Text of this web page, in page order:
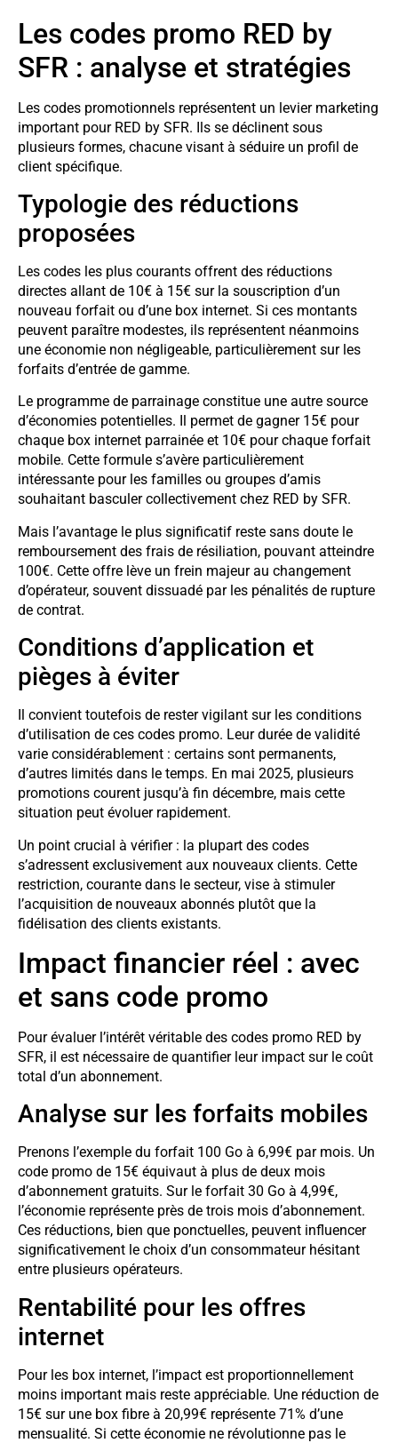
Les codes promo RED by
SFR : analyse et stratégies
Les codes promotionnels représentent un levier marketing
important pour RED by SFR. Ils se déclinent sous
plusieurs formes, chacune visant à séduire un profil de
client spécifique.
Typologie des réductions
proposées
Les codes les plus courants offrent des réductions
directes allant de 10€ à 15€ sur la souscription d’un
nouveau forfait ou d’une box internet. Si ces montants
peuvent paraître modestes, ils représentent néanmoins
une économie non négligeable, particulièrement sur les
forfaits d’entrée de gamme.
Le programme de parrainage constitue une autre source
d’économies potentielles. Il permet de gagner 15€ pour
chaque box internet parrainée et 10€ pour chaque forfait
mobile. Cette formule s’avère particulièrement
intéressante pour les familles ou groupes d’amis
souhaitant basculer collectivement chez RED by SFR.
Mais l’avantage le plus significatif reste sans doute le
remboursement des frais de résiliation, pouvant atteindre
100€. Cette offre lève un frein majeur au changement
d’opérateur, souvent dissuadé par les pénalités de rupture
de contrat.
Conditions d’application et
pièges à éviter
Il convient toutefois de rester vigilant sur les conditions
d’utilisation de ces codes promo. Leur durée de validité
varie considérablement : certains sont permanents,
d’autres limités dans le temps. En mai 2025, plusieurs
promotions courent jusqu’à fin décembre, mais cette
situation peut évoluer rapidement.
Un point crucial à vérifier : la plupart des codes
s’adressent exclusivement aux nouveaux clients. Cette
restriction, courante dans le secteur, vise à stimuler
l’acquisition de nouveaux abonnés plutôt que la
fidélisation des clients existants.
Impact financier réel : avec
et sans code promo
Pour évaluer l’intérêt véritable des codes promo RED by
SFR, il est nécessaire de quantifier leur impact sur le coût
total d’un abonnement.
Analyse sur les forfaits mobiles
Prenons l’exemple du forfait 100 Go à 6,99€ par mois. Un
code promo de 15€ équivaut à plus de deux mois
d’abonnement gratuits. Sur le forfait 30 Go à 4,99€,
l’économie représente près de trois mois d’abonnement.
Ces réductions, bien que ponctuelles, peuvent influencer
significativement le choix d’un consommateur hésitant
entre plusieurs opérateurs.
Rentabilité pour les offres
internet
Pour les box internet, l’impact est proportionnellement
moins important mais reste appréciable. Une réduction de
15€ sur une box fibre à 20,99€ représente 71% d’une
mensualité. Si cette économie ne révolutionne pas le